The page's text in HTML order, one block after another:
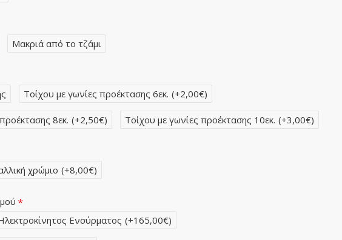
Μακριά από το τζάμι
Τοίχου με γωνίες προέκτασης 6εκ. (+2,00€)
8εκ. (+2,50€) Τοίχου με γωνίες προέκτασης 10εκ. (+3,00€)
χρώμιο (+8,00€)
Ενσύρματος (+165,00€)